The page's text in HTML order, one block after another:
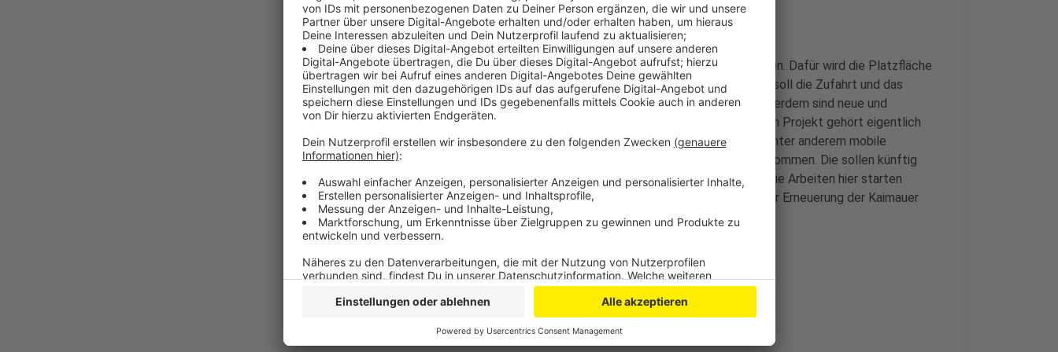
Anzeige
Der staubige Schotterplatz soll künftig ordentlicher daherkommen. Dafür wird die Platzfläche
komplett neugebaut und mit einem Glitzerasphalt versehen – so soll die Zufahrt und das
Parken für Autos und Feuerwehrfahrzeuge einfacher werden. Außerdem sind neue und
einheitliche Mülleimer, Laternen und Fahrradbügel geplant. Zu dem Projekt gehört eigentlich
auch die Umgestaltung des Hafenplatzes in Hitdorf. Hier sollen unter anderem mobile
Sitzpodeste zwischen dem Sporthafen-Kran und dem Krancafé kommen. Die sollen künftig
auch für Veranstaltungen als Bühne genutzt werden können. Bis die Arbeiten hier starten
können dauert es aber noch was – vorher müssen alle Arbeiten zur Erneuerung der Kaimauer
am Hitdorfer Hafen abgeschlossen werden.
Anzeige